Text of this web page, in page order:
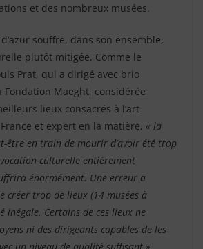
et des nombreux musées.
souffre, dans son ensemble,
plutôt mitigée. Comme le
Prat, qui a dirigé avec brio
Fondation Maeght, considérée
lieux consacrés à l’art
et expert en la matière, « la
être en train de mourir d’avoir été trop
vocation culturelle entièrement
énormément. Une erreur a
créer trop de lieux (14 musées à
inégale. Certains de ces lieux ne
ni des dirigeants capables de les
un niveau de qualité suffisant ».